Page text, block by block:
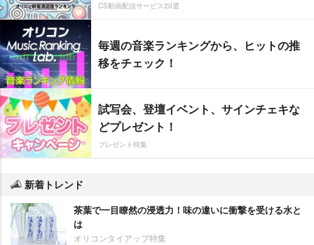
CS動画配信サービス20選
毎週の音楽ランキングから、ヒットの推
移をチェック！
試写会、登壇イベント、サインチェキな
どプレゼント！
プレゼント特集
新着トレンド
茶葉で一目瞭然の浸透力！味の違いに衝撃を受ける水と
は
オリコンタイアップ特集